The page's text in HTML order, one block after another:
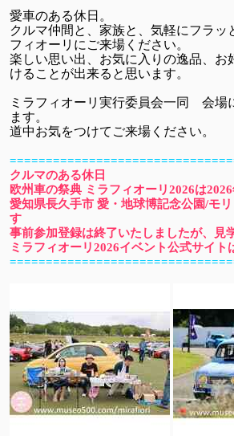
愛車のある休日。
クルマ仲間と、家族と、気軽にフラッ
フィオーリにご来場ください。
楽しい思い出、お気に入りの逸品、お
けることが出来ると思います。
ミラフィオーリ実行委員会一同 会場
ます。
道中お気をつけてご来場ください。
===============================
クルマのある休日
欧州車の祭典 ミラフィオーリ2026は2026
愛知県長久手市 愛・地球博記念公園/モ
す
事前参加登録は終了いたしましたが、見
ミラフィオーリ2026イベント公式サイト
===============================